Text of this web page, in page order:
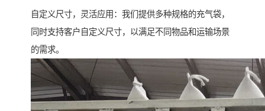
自定义尺寸，灵活应用：我们提供多种规格的充气袋，
同时支持客户自定义尺寸，以满足不同物品和运输场景
的需求。